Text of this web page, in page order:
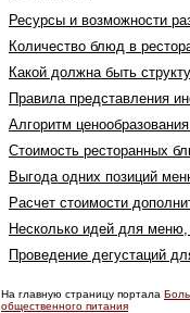
Ресурсы и возможности
Количество блюд в
Какой должна быть
Правила представления
Алгоритм
Стоимость ресторанных
Выгода одних позиций
Расчет стоимости
Несколько идей для меню,
Проведение дегустаций
На главную страницу портала
общественного питания